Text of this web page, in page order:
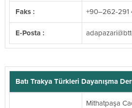
Faks : +90–262-291
E-Posta : @irazapada
Batı Trakya Türkleri Dayanışma
Mithatpaşa